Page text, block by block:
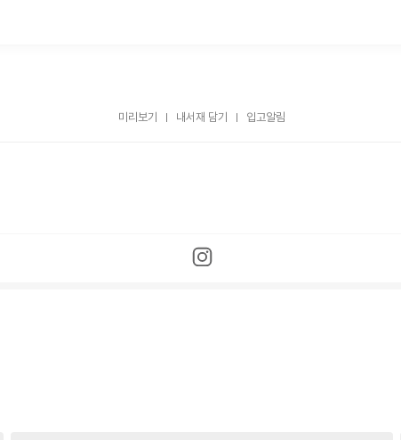
미리보기 내서재 담기 입고알림